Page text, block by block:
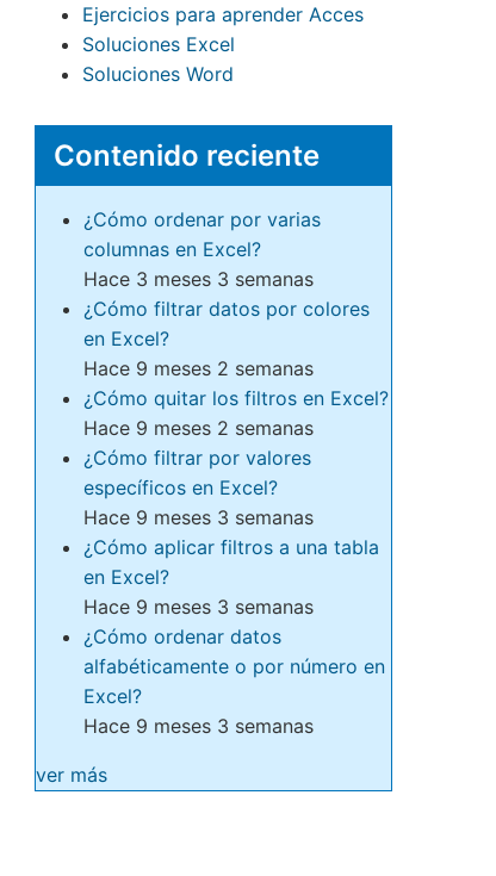
Ejercicios para aprender Acces
Soluciones Excel
Soluciones Word
Contenido reciente
¿Cómo ordenar por varias
columnas en Excel?
Hace 3 meses 3 semanas
¿Cómo filtrar datos por colores
en Excel?
Hace 9 meses 2 semanas
¿Cómo quitar los filtros en Excel?
Hace 9 meses 2 semanas
¿Cómo filtrar por valores
específicos en Excel?
Hace 9 meses 3 semanas
¿Cómo aplicar filtros a una tabla
en Excel?
Hace 9 meses 3 semanas
¿Cómo ordenar datos
alfabéticamente o por número en
Excel?
Hace 9 meses 3 semanas
ver más